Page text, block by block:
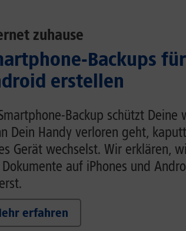
zuhause
Backups
erstellen
Backup schützt Deine
Dein Handy verloren geht,
Gerät wechselst. Wir erklären,
auf iPhones und
erfahren